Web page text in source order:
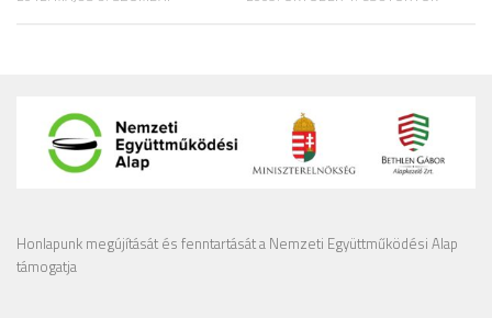
Honlapunk megújítását és fenntartását a Nemzeti Együttműködési Alap
támogatja